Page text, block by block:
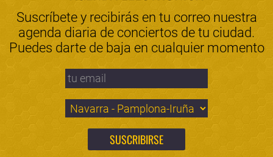
Suscríbete y recibirás en tu correo nuestra
agenda diaria de conciertos de tu ciudad.
Puedes darte de baja en cualquier momento